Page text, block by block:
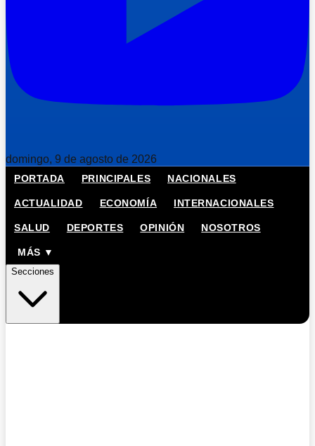
domingo, 9 de agosto de 2026
PORTADA PRINCIPALES NACIONALES
ACTUALIDAD ECONOMÍA INTERNACIONALES
SALUD DEPORTES OPINIÓN NOSOTROS
MÁS ▼
Secciones